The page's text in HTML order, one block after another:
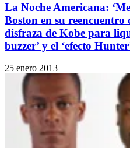
La Noche Americana:
Boston en su reencuentro
disfraza de Kobe para
buzzer’ y el ‘efecto
25 enero 2013